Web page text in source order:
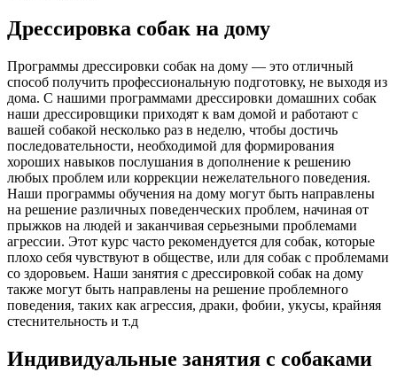
Дрессировка собак на дому
Программы дрессировки собак на дому — это отличный
способ получить профессиональную подготовку, не выходя из
дома. С нашими программами дрессировки домашних собак
наши дрессировщики приходят к вам домой и работают с
вашей собакой несколько раз в неделю, чтобы достичь
последовательности, необходимой для формирования
хороших навыков послушания в дополнение к решению
любых проблем или коррекции нежелательного поведения.
Наши программы обучения на дому могут быть направлены
на решение различных поведенческих проблем, начиная от
прыжков на людей и заканчивая серьезными проблемами
агрессии. Этот курс часто рекомендуется для собак, которые
плохо себя чувствуют в обществе, или для собак с проблемами
со здоровьем. Наши занятия с дрессировкой собак на дому
также могут быть направлены на решение проблемного
поведения, таких как агрессия, драки, фобии, укусы, крайняя
стеснительность и т.д
Индивидуальные занятия с собаками